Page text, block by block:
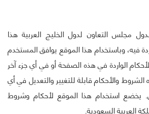
مجلس التعاون لدول الخليج العربية هذا
فيه، وباستخدام هذا الموقع يوافق المستخدم
الواردة في هذه الصفحة أو في أي جزء آخر
والأحكام قابلة للتغيير والتعديل في أي
استخدام هذا الموقع لأحكام وشروط
العربية السعودية.